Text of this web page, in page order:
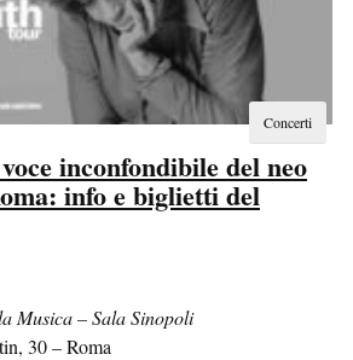
Concerti
inconfondibile del neo
info e biglietti del
Musica – Sala Sinopoli
30–Roma